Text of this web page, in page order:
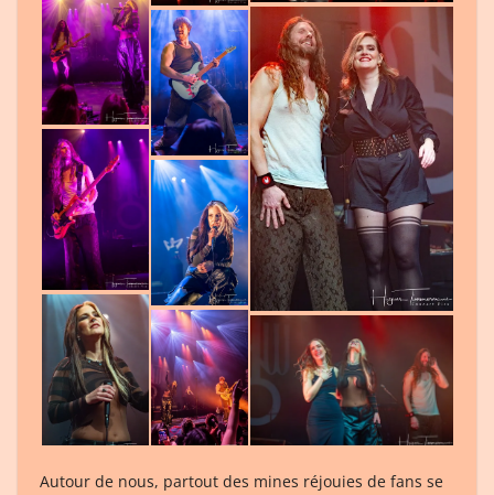
Autour de nous, partout des mines réjouies de fans se